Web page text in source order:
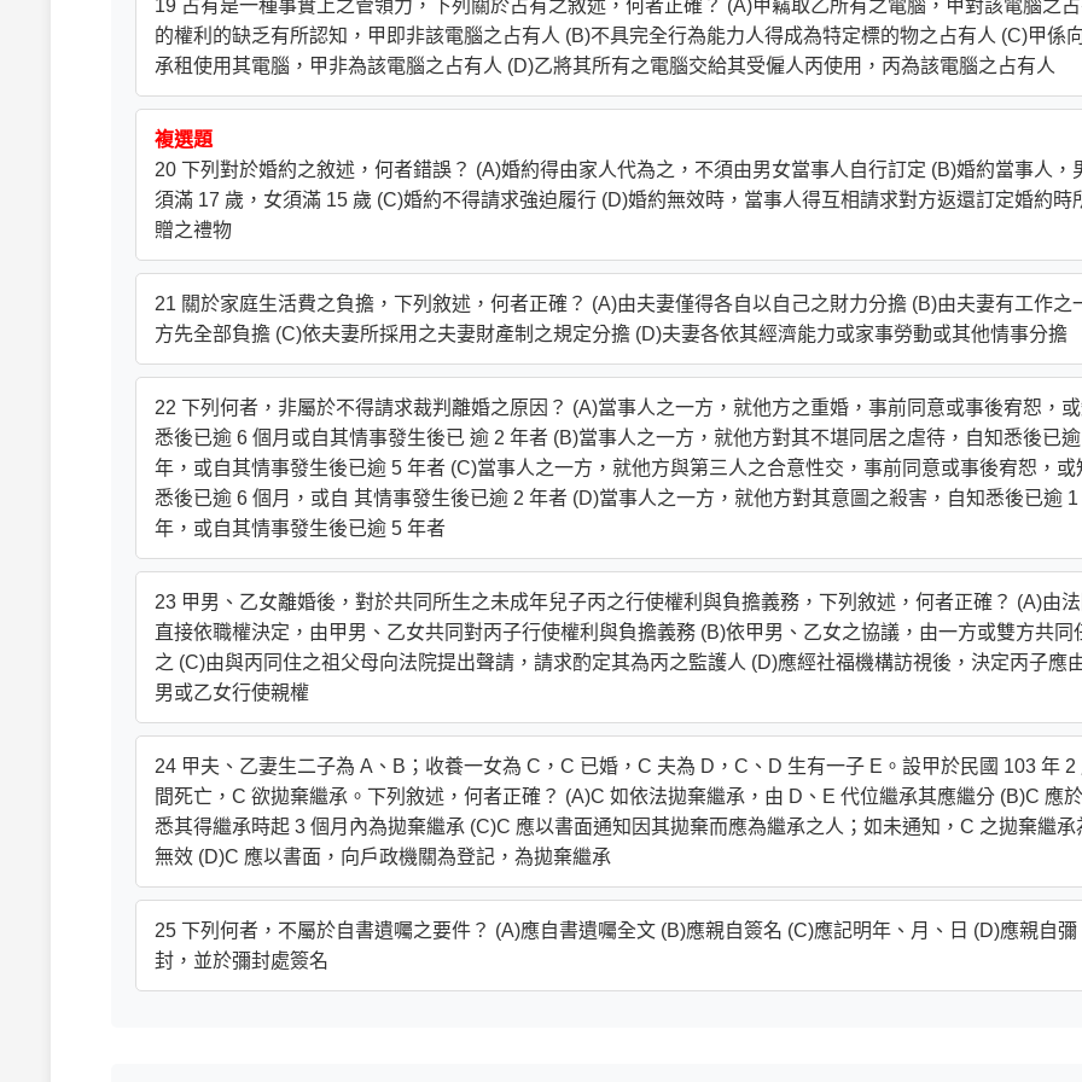
19 占有是一種事實上之管領力，下列關於占有之敘述，何者正確？ (A)甲竊取乙所有之電腦，甲對該電腦之
的權利的缺乏有所認知，甲即非該電腦之占有人 (B)不具完全行為能力人得成為特定標的物之占有人 (C)甲係
承租使用其電腦，甲非為該電腦之占有人 (D)乙將其所有之電腦交給其受僱人丙使用，丙為該電腦之占有人
複選題
20 下列對於婚約之敘述，何者錯誤？ (A)婚約得由家人代為之，不須由男女當事人自行訂定 (B)婚約當事人，
須滿 17 歲，女須滿 15 歲 (C)婚約不得請求強迫履行 (D)婚約無效時，當事人得互相請求對方返還訂定婚約時
贈之禮物
21 關於家庭生活費之負擔，下列敘述，何者正確？ (A)由夫妻僅得各自以自己之財力分擔 (B)由夫妻有工作之
方先全部負擔 (C)依夫妻所採用之夫妻財產制之規定分擔 (D)夫妻各依其經濟能力或家事勞動或其他情事分擔
22 下列何者，非屬於不得請求裁判離婚之原因？ (A)當事人之一方，就他方之重婚，事前同意或事後宥恕，或
悉後已逾 6 個月或自其情事發生後已 逾 2 年者 (B)當事人之一方，就他方對其不堪同居之虐待，自知悉後已
年，或自其情事發生後已逾 5 年者 (C)當事人之一方，就他方與第三人之合意性交，事前同意或事後宥恕，或
悉後已逾 6 個月，或自 其情事發生後已逾 2 年者 (D)當事人之一方，就他方對其意圖之殺害，自知悉後已逾 1
年，或自其情事發生後已逾 5 年者
23 甲男、乙女離婚後，對於共同所生之未成年兒子丙之行使權利與負擔義務，下列敘述，何者正確？ (A)由
直接依職權決定，由甲男、乙女共同對丙子行使權利與負擔義務 (B)依甲男、乙女之協議，由一方或雙方共同
之 (C)由與丙同住之祖父母向法院提出聲請，請求酌定其為丙之監護人 (D)應經社福機構訪視後，決定丙子應
男或乙女行使親權
24 甲夫、乙妻生二子為 A、B；收養一女為 C，C 已婚，C 夫為 D，C、D 生有一子 E。設甲於民國 103 年 2
間死亡，C 欲拋棄繼承。下列敘述，何者正確？ (A)C 如依法拋棄繼承，由 D、E 代位繼承其應繼分 (B)C 應
悉其得繼承時起 3 個月內為拋棄繼承 (C)C 應以書面通知因其拋棄而應為繼承之人；如未通知，C 之拋棄繼承
無效 (D)C 應以書面，向戶政機關為登記，為拋棄繼承
25 下列何者，不屬於自書遺囑之要件？ (A)應自書遺囑全文 (B)應親自簽名 (C)應記明年、月、日 (D)應親自彌
封，並於彌封處簽名